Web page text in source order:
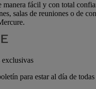
manera fácil y con total
salas de reuniones o de
exclusivas
para estar al día de